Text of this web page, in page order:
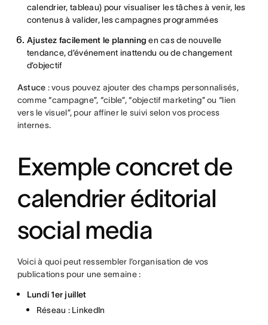
calendrier, tableau) pour visualiser les tâches à venir, les
contenus à valider, les campagnes programmées
Ajustez facilement le planningen cas de nouvelle
tendance, d’événement inattendu ou de changement
d’objectif
Astuce : vous pouvez ajouter des champs personnalisés,
comme “campagne”, “cible”, “objectif marketing” ou “lien
vers le visuel”, pour affiner le suivi selon vos process
internes.
Exemple concret de
calendrier éditorial
social media
Voici à quoi peut ressembler l’organisation de vos
publications pour une semaine :
Lundi 1er juillet
Réseau : LinkedIn